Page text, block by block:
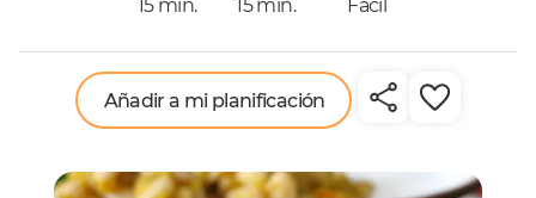
15 min. 15 min. Fácil
Añadir a mi planificación